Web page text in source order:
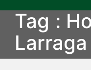
Tag :
Larraga